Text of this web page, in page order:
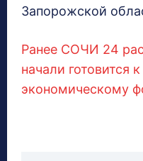
Запорожской
Ранее СОЧИ 24
начали готовится
экономическому